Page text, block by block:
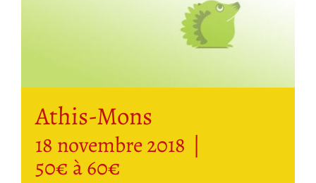
Athis-Mons
18 novembre 2018 |
50€ à 60€